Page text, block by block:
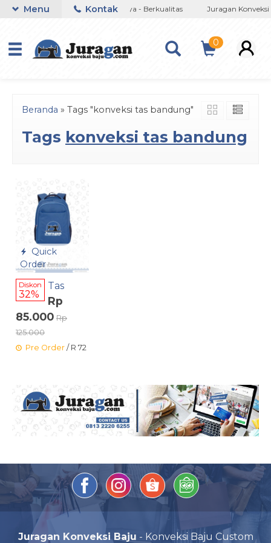
Jujur - Amanah -Terpercaya - Berkualitas Juragan
Menu Kontak
0
Beranda » Tags "konveksi tas bandung"
Tags konveksi tas bandung
Quick
Order
Diskon
32%
Tas
Rp
85.000 Rp
125.000
Pre Order / R 72
Juragan Konveksi Baju - Konveksi Baju Custom